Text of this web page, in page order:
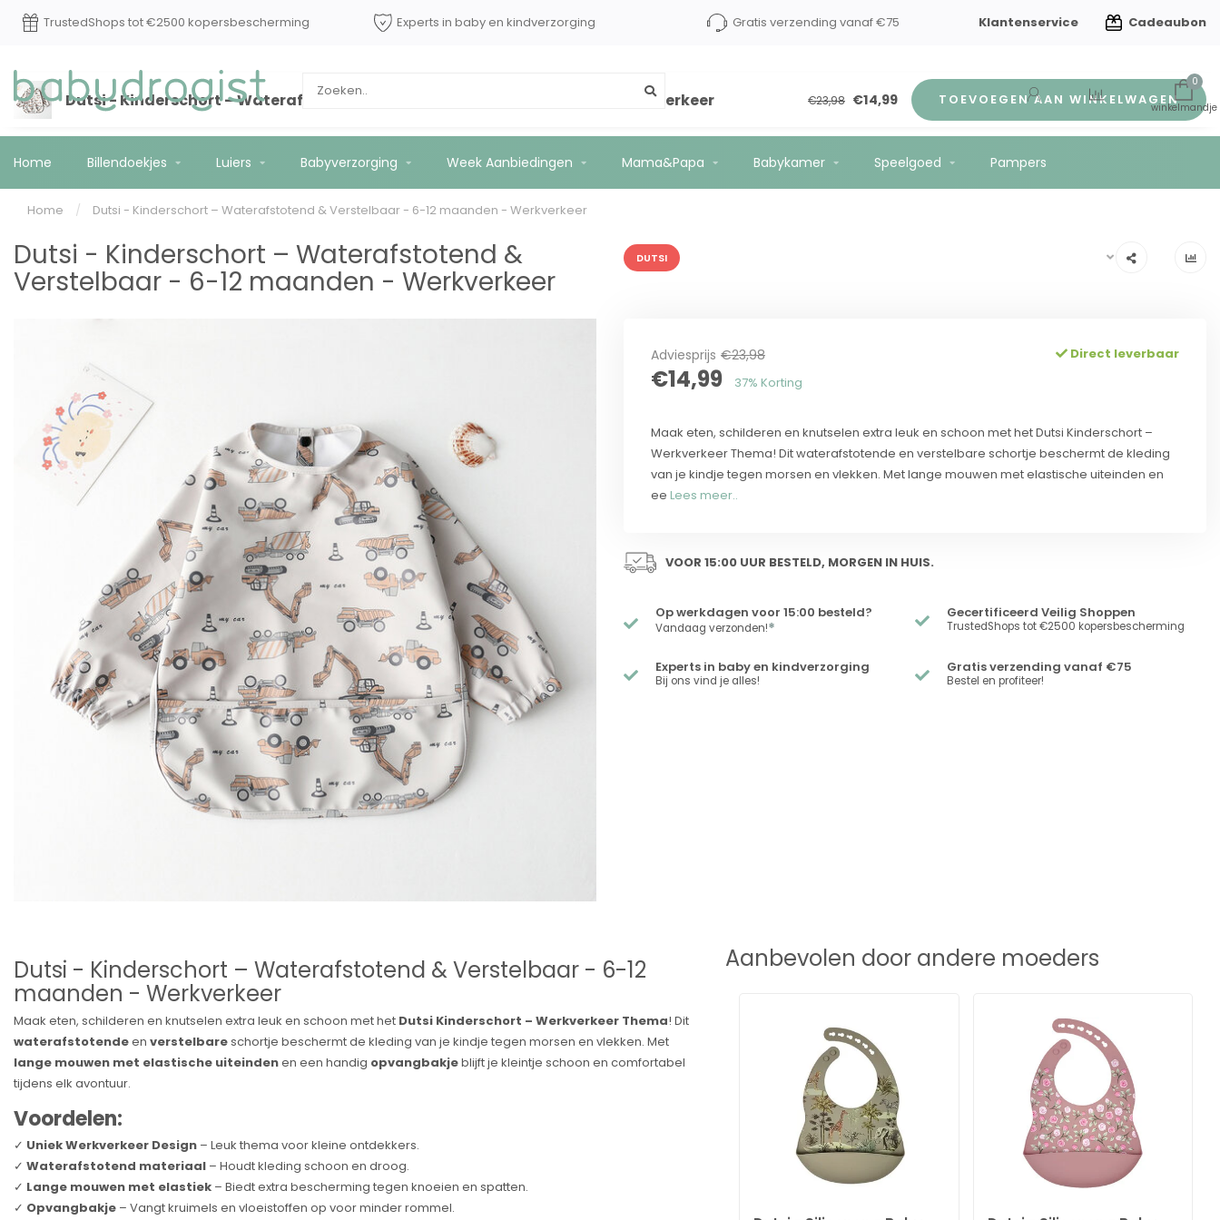
Op werkdagen voor 15:00 besteld? Vandaag
verzonden!* TrustedShops tot €2500 kopersbescherming Experts in baby en kindverzorging Gratis verzending vanaf €75
Klantenservice Cadeaubon
0
Home Billendoekjes Luiers Babyverzorging Week Aanbiedingen Mama&Papa Babykamer Speelgoed Pampers
Home / Dutsi - Kinderschort – Waterafstotend & Verstelbaar - 6-12 maanden - Werkverkeer
Dutsi - Kinderschort – Waterafstotend & Verstelbaar - 6-12 maanden - Werkverkeer €23,98 €14,99 TOEVOEGEN AAN WINKELWAGEN
Dutsi - Kinderschort – Waterafstotend &
Verstelbaar - 6-12 maanden - Werkverkeer
DUTSI
Adviesprijs €23,98
€14,99 37% Korting
Direct leverbaar
Maak eten, schilderen en knutselen extra leuk en schoon met het Dutsi Kinderschort –
Werkverkeer Thema! Dit waterafstotende en verstelbare schortje beschermt de kleding
van je kindje tegen morsen en vlekken. Met lange mouwen met elastische uiteinden en
ee Lees meer..
VOOR 15:00 UUR BESTELD, MORGEN IN HUIS.
Op werkdagen voor 15:00 besteld?
Vandaag verzonden!*
Gecertificeerd Veilig Shoppen
TrustedShops tot €2500 kopersbescherming
Experts in baby en kindverzorging
Bij ons vind je alles!
Gratis verzending vanaf €75
Bestel en profiteer!
Dutsi - Kinderschort – Waterafstotend & Verstelbaar - 6-12
maanden - Werkverkeer
Maak eten, schilderen en knutselen extra leuk en schoon met het Dutsi Kinderschort – Werkverkeer Thema! Dit
waterafstotendeen verstelbareschortje beschermt de kleding van je kindje tegen morsen en vlekken. Met
lange mouwen met elastische uiteindenen een handig opvangbakjeblijft je kleintje schoon en comfortabel
tijdens elk avontuur.
Voordelen:
✓ Uniek Werkverkeer Design – Leuk thema voor kleine ontdekkers.
✓ Waterafstotend materiaal – Houdt kleding schoon en droog.
✓ Lange mouwen met elastiek – Biedt extra bescherming tegen knoeien en spatten.
✓ Opvangbakje – Vangt kruimels en vloeistoffen op voor minder rommel.
Aanbevolen door andere moeders